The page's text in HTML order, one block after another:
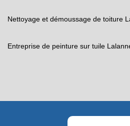
Nettoyage et démoussage de toiture
Entreprise de peinture sur tuile